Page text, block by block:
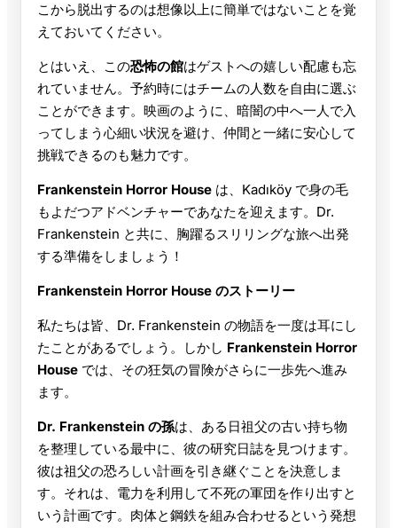
こから脱出するのは想像以上に簡単ではないことを覚
えておいてください。
とはいえ、この恐怖の館はゲストへの嬉しい配慮も忘
れていません。予約時にはチームの人数を自由に選ぶ
ことができます。映画のように、暗闇の中へ一人で入
ってしまう心細い状況を避け、仲間と一緒に安心して
挑戦できるのも魅力です。
Frankenstein Horror House は、Kadıköy で身の毛
もよだつアドベンチャーであなたを迎えます。Dr.
Frankenstein と共に、胸躍るスリリングな旅へ出発
する準備をしましょう！
Frankenstein Horror House のストーリー
私たちは皆、Dr. Frankenstein の物語を一度は耳にし
たことがあるでしょう。しかし Frankenstein Horror
House では、その狂気の冒険がさらに一歩先へ進み
ます。
Dr. Frankenstein の孫は、ある日祖父の古い持ち物
を整理している最中に、彼の研究日誌を見つけます。
彼は祖父の恐ろしい計画を引き継ぐことを決意しま
す。それは、電力を利用して不死の軍団を作り出すと
いう計画です。肉体と鋼鉄を組み合わせるという発想